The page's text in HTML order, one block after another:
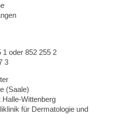
1 oder 852 255 2
3
(Saale)
Wittenberg
für Dermatologie und